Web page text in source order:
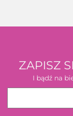
ZAPISZ
I bądź na